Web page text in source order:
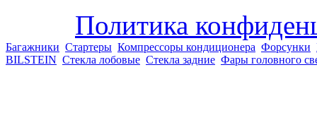
Политика
Багажники Стартеры Компрессоры кондиционера Форсунки
BILSTEIN Стекла лобовые Стекла задние Фары головного